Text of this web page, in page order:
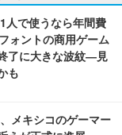
人で使うなら年間費
ォントの商用ゲーム
了に大きな波紋―見
も
メキシコのゲーマー